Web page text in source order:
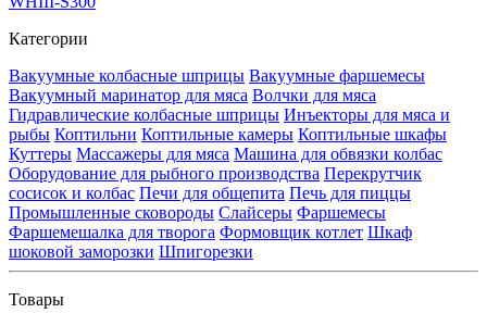
Категории
Вакуумные колбасные шприцы Вакуумные фаршемесы
Вакуумный маринатор для мяса Волчки для мяса
Гидравлические колбасные шприцы Инъекторы для мяса и
рыбы Коптильни Коптильные камеры Коптильные шкафы
Куттеры Массажеры для мяса Машина для обвязки колбас
Оборудование для рыбного производства Перекрутчик
сосисок и колбас Печи для общепита Печь для пиццы
Промышленные сковороды Слайсеры Фаршемесы
Фаршемешалка для творога Формовщик котлет Шкаф
шоковой заморозки Шпигорезки
Товары